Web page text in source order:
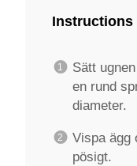
Instructions
Sätt
en rund
diameter.
Vispa ägg
pösigt.